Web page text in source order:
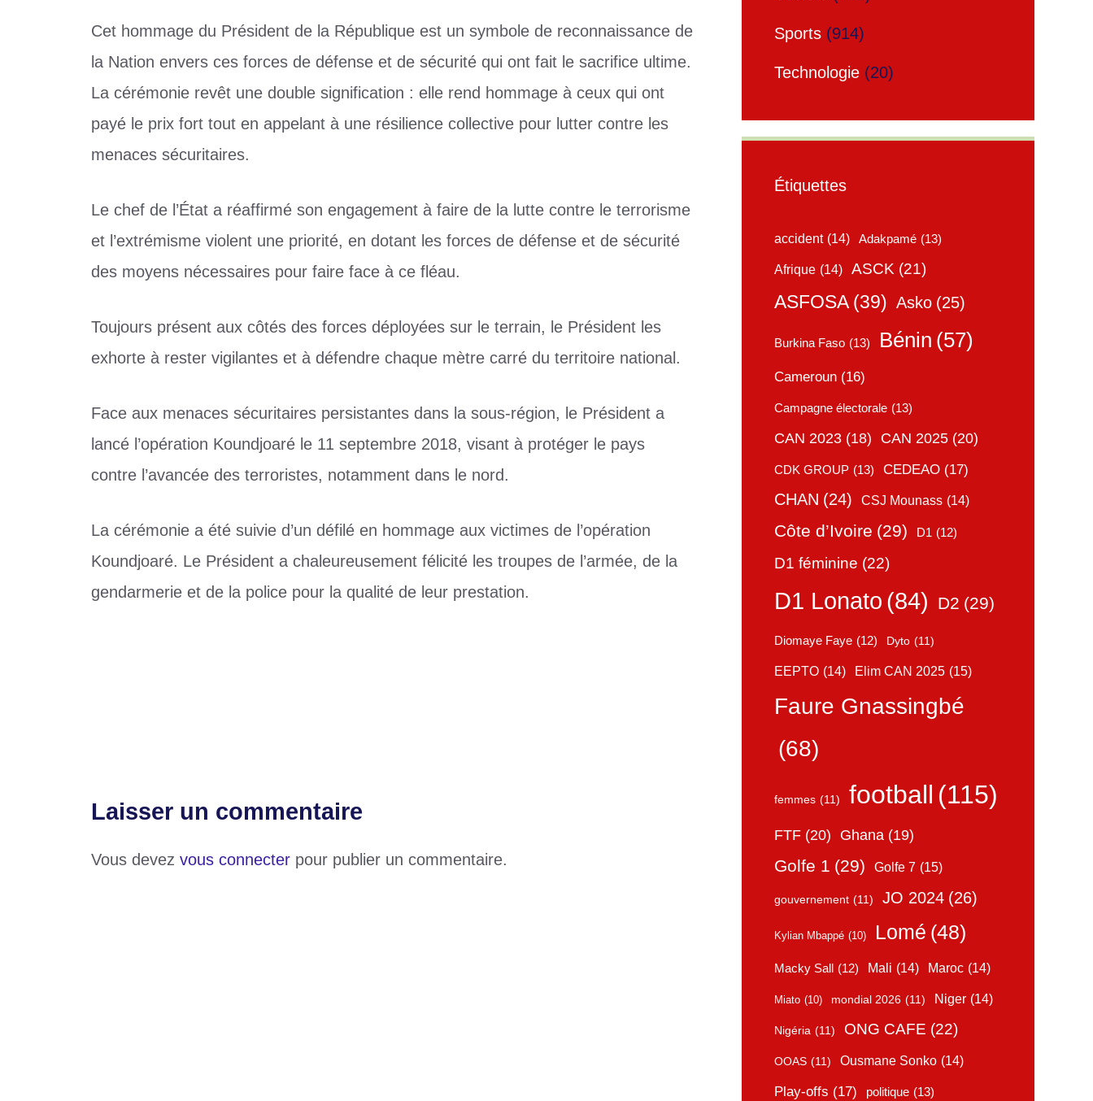
Cet hommage du Président de la République est un symbole de reconnaissance de
la Nation envers ces forces de défense et de sécurité qui ont fait le sacrifice ultime.
La cérémonie revêt une double signification : elle rend hommage à ceux qui ont
payé le prix fort tout en appelant à une résilience collective pour lutter contre les
menaces sécuritaires.
Le chef de l’État a réaffirmé son engagement à faire de la lutte contre le terrorisme
et l’extrémisme violent une priorité, en dotant les forces de défense et de sécurité
des moyens nécessaires pour faire face à ce fléau.
Toujours présent aux côtés des forces déployées sur le terrain, le Président les
exhorte à rester vigilantes et à défendre chaque mètre carré du territoire national.
Face aux menaces sécuritaires persistantes dans la sous-région, le Président a
lancé l’opération Koundjoaré le 11 septembre 2018, visant à protéger le pays
contre l’avancée des terroristes, notamment dans le nord.
La cérémonie a été suivie d’un défilé en hommage aux victimes de l’opération
Koundjoaré. Le Président a chaleureusement félicité les troupes de l’armée, de la
gendarmerie et de la police pour la qualité de leur prestation.
Laisser un commentaire
Vous devez vous connecter pour publier un commentaire.
Sports (914)
Technologie (20)
Étiquettes
accident (14) Adakpamé (13)
Afrique (14) ASCK (21)
ASFOSA (39) Asko (25)
Burkina Faso (13) Bénin (57)
Cameroun (16)
Campagne électorale (13)
CAN 2023 (18) CAN 2025 (20)
CDK GROUP (13) CEDEAO (17)
CHAN (24) CSJ Mounass (14)
Côte d’Ivoire (29) D1 (12)
D1 féminine (22)
D1 Lonato (84) D2 (29)
Diomaye Faye (12) Dyto (11)
EEPTO (14) Elim CAN 2025 (15)
Faure Gnassingbé
(68)
femmes (11) football (115)
FTF (20) Ghana (19)
Golfe 1 (29) Golfe 7 (15)
gouvernement (11) JO 2024 (26)
Kylian Mbappé (10) Lomé (48)
Macky Sall (12) Mali (14) Maroc (14)
Miato (10) mondial 2026 (11) Niger (14)
Nigéria (11) ONG CAFE (22)
OOAS (11) Ousmane Sonko (14)
Play-offs (17) politique (13)